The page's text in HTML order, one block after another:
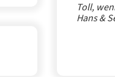
Toll,
Hans &